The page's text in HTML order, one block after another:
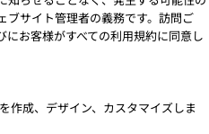
ブサイト管理者の義務です。訪問ご
お客様がすべての利用規約に同意し
作成、デザイン、カスタマイズしま